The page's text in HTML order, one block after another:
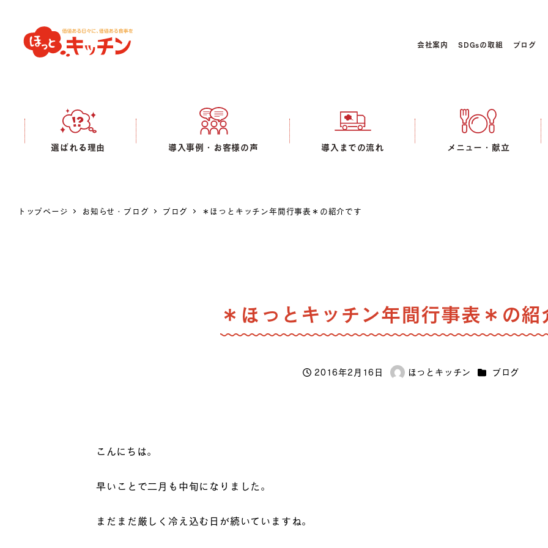
会社案内 SDGsの取組 ブログ
選ばれる理由 導入事例・お客様の声 導入までの流れ メニュー・献立
トップページ お知らせ・ブログ ブログ ＊ほっとキッチン年間行事表＊の紹介です
＊ほっとキッチン年間行事表＊の紹
投稿日
2016年2月16日
著
ほっとキッチン カテゴリー
ブログ
こんにちは。
早いことで二月も中旬になりました。
まだまだ厳しく冷え込む日が続いていますね。